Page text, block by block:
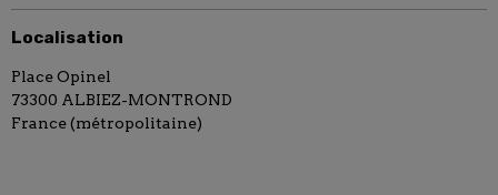
Localisation
Place Opinel
73300 ALBIEZ-MONTROND
France (métropolitaine)